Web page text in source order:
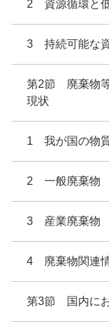
2 資源循環と
3 持続可能な
第2節 廃棄物
現状
1 我が国の物
2 一般廃棄物
3 産業廃棄物
4 廃棄物関連
第3節 国内に